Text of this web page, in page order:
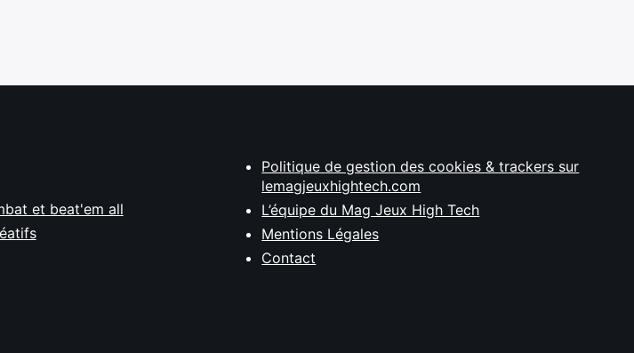
et beat'em all
Politique de gestion des cookies & trackers sur
lemagjeuxhightech.com
L’équipe du Mag Jeux High Tech
Mentions Légales
Contact